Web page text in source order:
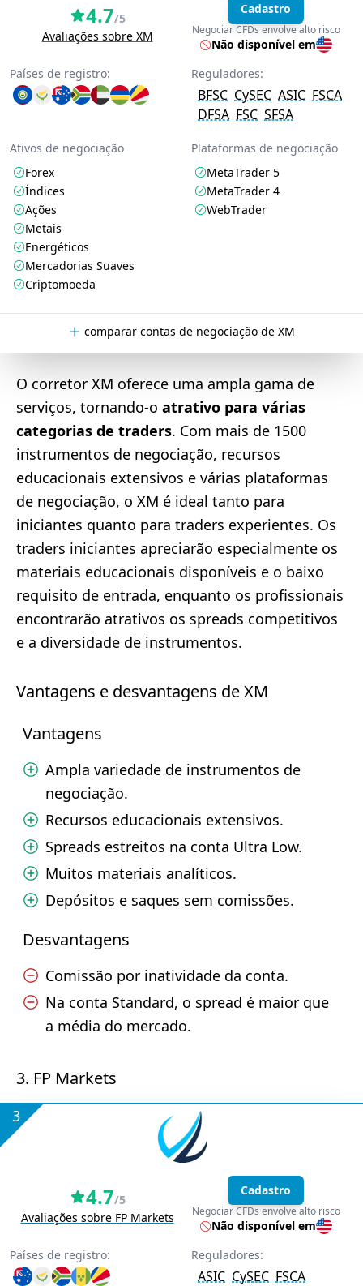
4.7/5
Avaliações sobre XM
Cadastro
Negociar CFDs envolve alto risco
Não disponível em
Países de registro:
Reguladores:
BFSC CySEC ASIC FSCA
DFSA FSC SFSA
Ativos de negociação
Forex
Índices
Ações
Metais
Energéticos
Mercadorias Suaves
Criptomoeda
Plataformas de negociação
MetaTrader 5
MetaTrader 4
WebTrader
comparar contas de negociação de XM
O corretor XM oferece uma ampla gama de
serviços, tornando-o atrativo para várias
categorias de traders. Com mais de 1500
instrumentos de negociação, recursos
educacionais extensivos e várias plataformas
de negociação, o XM é ideal tanto para
iniciantes quanto para traders experientes. Os
traders iniciantes apreciarão especialmente os
materiais educacionais disponíveis e o baixo
requisito de entrada, enquanto os profissionais
encontrarão atrativos os spreads competitivos
e a diversidade de instrumentos.
Vantagens e desvantagens de XM
Vantagens
Ampla variedade de instrumentos de
negociação.
Recursos educacionais extensivos.
Spreads estreitos na conta Ultra Low.
Muitos materiais analíticos.
Depósitos e saques sem comissões.
Desvantagens
Comissão por inatividade da conta.
Na conta Standard, o spread é maior que
a média do mercado.
3. FP Markets
3
4.7/5
Avaliações sobre FP Markets
Cadastro
Negociar CFDs envolve alto risco
Não disponível em
Países de registro:
Reguladores:
ASIC CySEC FSCA